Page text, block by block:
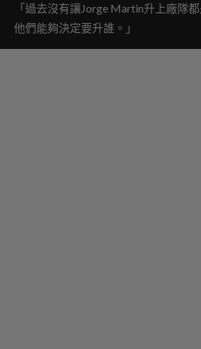
「過去沒有讓Jorge Martin升上廠隊
他們能夠決定要升誰。」